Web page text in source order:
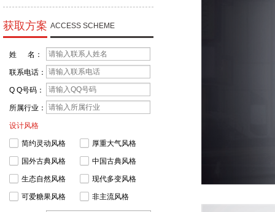
获取方案 ACCESS SCHEME
姓 名：
联系电话：
Q Q号码：
所属行业：
设计风格
简约灵动风格 厚重大气风格
国外古典风格 中国古典风格
生态自然风格 现代多变风格
可爱糖果风格 非主流风格